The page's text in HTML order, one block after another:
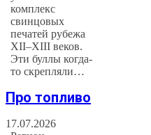
комплекс
свинцовых
печатей рубежа
XII–XIII веков.
Эти буллы когда-
то скрепляли…
Про топливо
17.07.2026